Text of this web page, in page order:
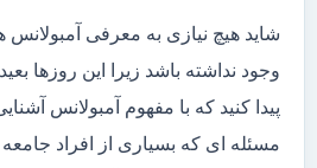
شاید هیچ نیازی به معرفی آمبولانس
وجود نداشته باشد زیرا این روزها
پیدا کنید که با مفهوم آمبولانس
مسئله ای که بسیاری از افراد جامعه